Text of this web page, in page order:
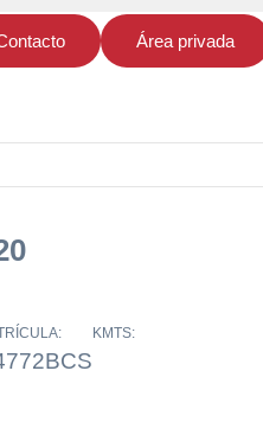
Área privada
KMTS: